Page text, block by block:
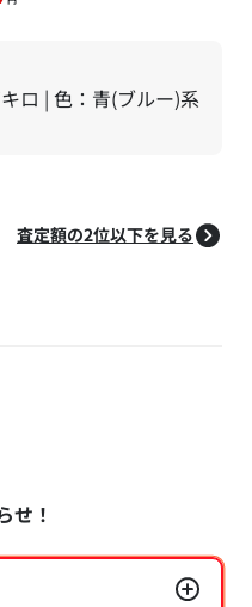
ロ | 色：青(ブルー)系
査定額の2位以下を見る
せ！